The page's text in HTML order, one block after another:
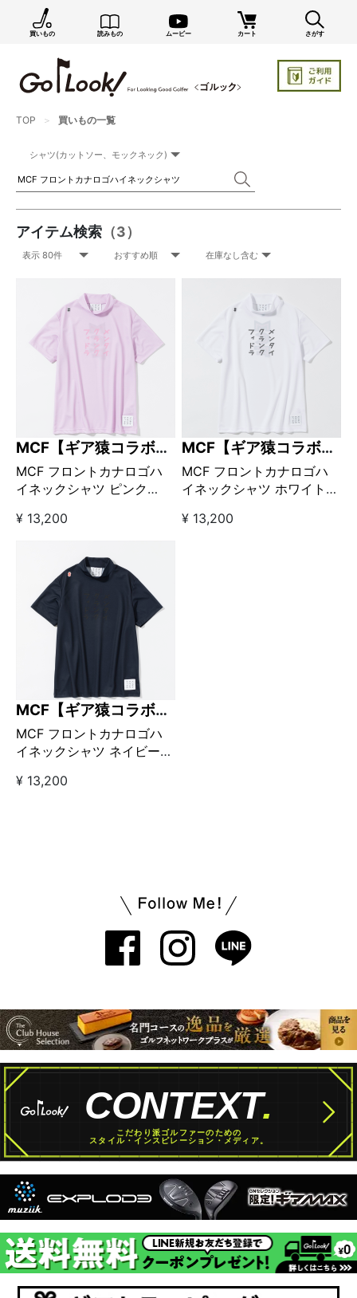
買いもの 読みもの ムービー カート さがす
TOP 買いもの一覧
アイテム検索 （3）
MCF【ギア猿コラボブ
ランド】
MCF フロントカナロゴハ
イネックシャツ ピンク
¥ 13,200
MCF【ギア猿コラボブ
ランド】
MCF フロントカナロゴハ
イネックシャツ ホワイト
¥ 13,200
MCF【ギア猿コラボブ
ランド】
MCF フロントカナロゴハ
イネックシャツ ネイビー
¥ 13,200